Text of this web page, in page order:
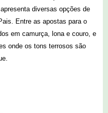
diversas opções de
Entre as apostas para o
em camurça, lona e couro, e
onde os tons terrosos são